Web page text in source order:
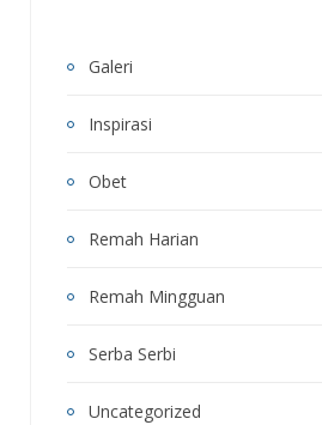
Galeri
Inspirasi
Obet
Remah Harian
Remah Mingguan
Serba Serbi
Uncategorized